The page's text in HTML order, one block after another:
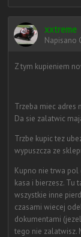
xxtreme
Napisano
Z tym kupieniem
Trzeba miec adres
Da sie zalatwic
Trzbe kupic tez
wypuszcza ze
Kupno nie trwa pol
kasa i bierzesz. Tu
wszystkie inne
czasami wiecej
dokumentami
tego nie zalatwisz.